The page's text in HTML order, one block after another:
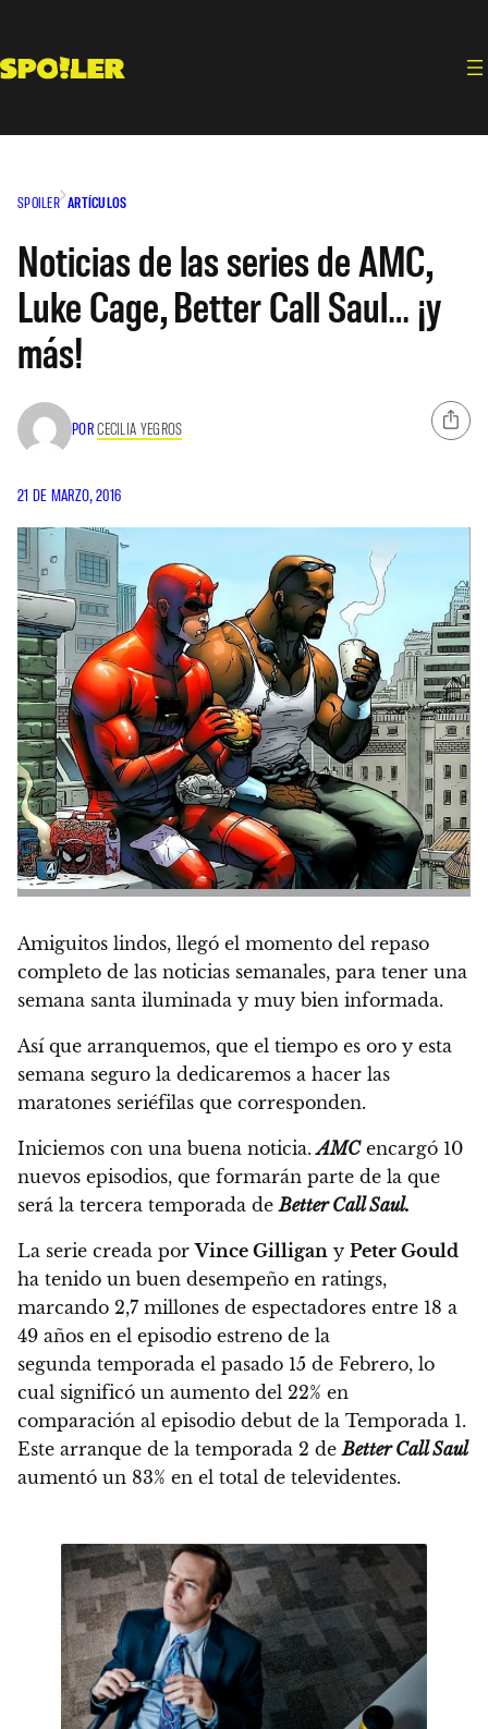
contenido
SPOILER ARTÍCULOS
Noticias de las series de AMC,
Luke Cage, Better Call Saul… ¡y
más!
PORCECILIA YEGROS
21 DE MARZO, 2016
Amiguitos lindos, llegó el momento del repaso
completo de las noticias semanales, para tener una
semana santa iluminada y muy bien informada.
Así que arranquemos, que el tiempo es oro y esta
semana seguro la dedicaremos a hacer las
maratones seriéfilas que corresponden.
Iniciemos con una buena noticia.AMCencargó 10
nuevos episodios, que formarán parte de la que
será la tercera temporada deBetter Call Saul.
La serie creada porVince Gilligan y Peter Gould
ha tenido un buen desempeño en ratings,
marcando 2,7 millones de espectadores entre 18 a
49 años en el episodio estreno de la
segunda temporada el pasado 15 de Febrero, lo
cual significó un aumento del 22% en
comparación al episodio debut de la Temporada 1.
Este arranque de la temporada 2 deBetter Call Saul
aumentó un 83% en el total de televidentes.